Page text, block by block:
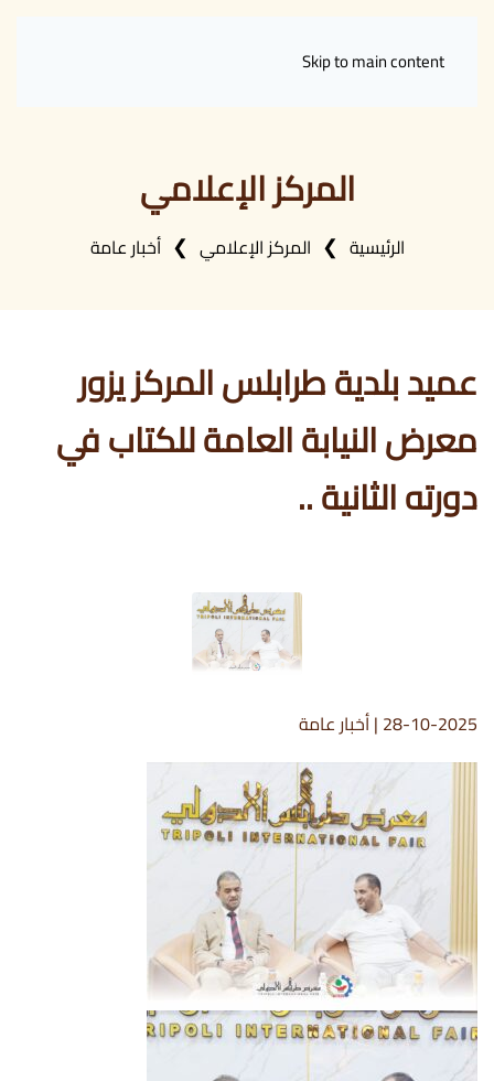
Skip to main content
المركز الإعلامي
الرئيسية المركز الإعلامي أخبار عامة
عميد بلدية طرابلس المركز يزور
معرض النيابة العامة للكتاب في
دورته الثانية ..
28-10-2025
|أخبار عامة